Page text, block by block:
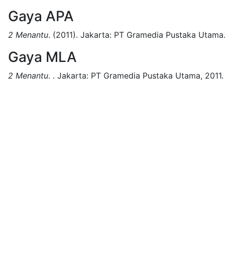
Gaya APA
2 Menantu. (2011). Jakarta: PT Gramedia Pustaka Utama.
Gaya MLA
2 Menantu. . Jakarta: PT Gramedia Pustaka Utama, 2011.